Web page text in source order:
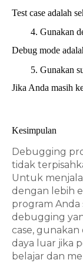
Test case adalah
Gunakan
Debug mode
Gunakan
Jika Anda masih
Kesimpulan
Debugging
tidak
Untuk
dengan lebih
program
debugging
case,
daya luar jika
belajar dan